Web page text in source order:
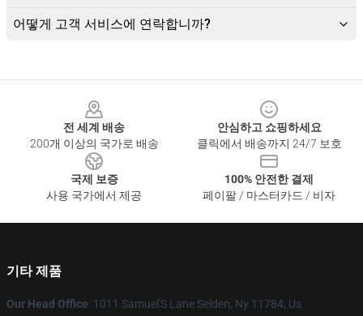
어떻게 고객 서비스에 연락합니까?
전 세계 배송
200개 이상의 국가로 배송
안심하고 쇼핑하세요
클릭에서 배송까지 24/7 보호
국제 보증
사용 국가에서 제공
100% 안전한 결제
페이팔 / 마스터카드 / 비자
기타 제품
Our Head Office: 1011 Samuel'S Lane Selden, Ny 11784, Us